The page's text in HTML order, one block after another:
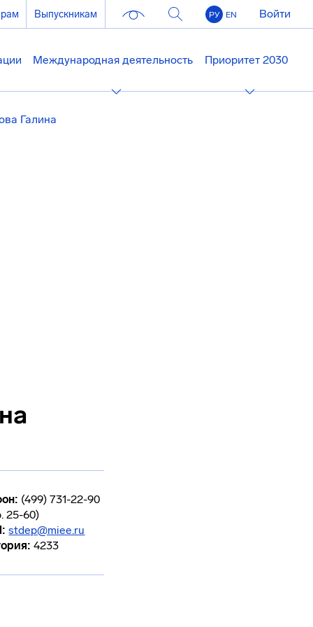
Выпускникам РУ EN Войти
Международная деятельность Приоритет 2030
Галина
(499) 731-22-90
25-60)
stdep@miee.ru
4233